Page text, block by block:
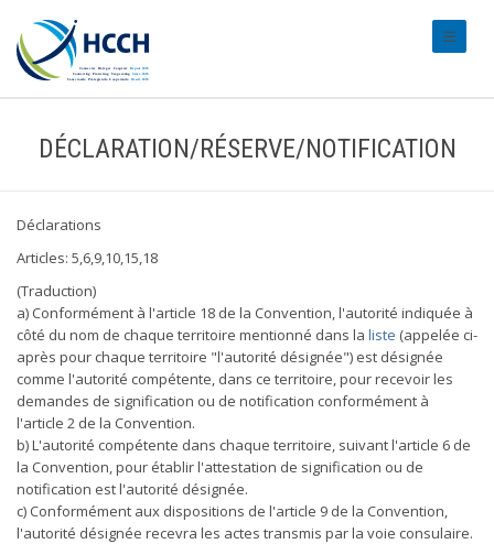
DÉCLARATION/RÉSERVE/NOTIFICATION
Déclarations
Articles: 5,6,9,10,15,18
(Traduction)
a) Conformément à l'article 18 de la Convention, l'autorité indiquée à
côté du nom de chaque territoire mentionné dans la liste (appelée ci-
après pour chaque territoire "l'autorité désignée") est désignée
comme l'autorité compétente, dans ce territoire, pour recevoir les
demandes de signification ou de notification conformément à
l'article 2 de la Convention.
b) L'autorité compétente dans chaque territoire, suivant l'article 6 de
la Convention, pour établir l'attestation de signification ou de
notification est l'autorité désignée.
c) Conformément aux dispositions de l'article 9 de la Convention,
l'autorité désignée recevra les actes transmis par la voie consulaire.